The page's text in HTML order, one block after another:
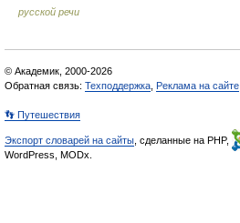
русской речи
© Академик, 2000-2026
Обратная связь: Техподдержка Реклама на сайте
👣 Путешествия
Экспорт словарей на сайты , сделанные на PHP,
WordPress, MODx.